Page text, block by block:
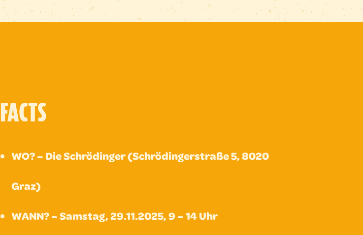
FACTS
WO? – Die Schrödinger (Schrödingerstraße 5, 8020
Graz)
WANN? – Samstag, 29.11.2025,9 – 14 Uhr